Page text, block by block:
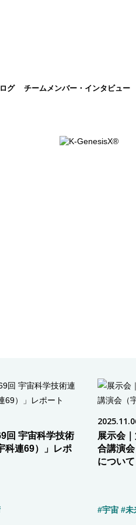
グ チームメンバー・インタビュー
回 宇宙科学技術
科連69）」レポ
展示会
合講演
について
#宇宙 #未